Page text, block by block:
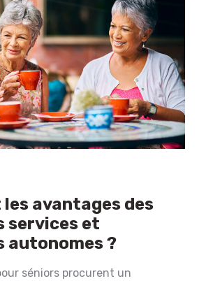
les avantages des
services et
autonomes ?
séniors procurent un